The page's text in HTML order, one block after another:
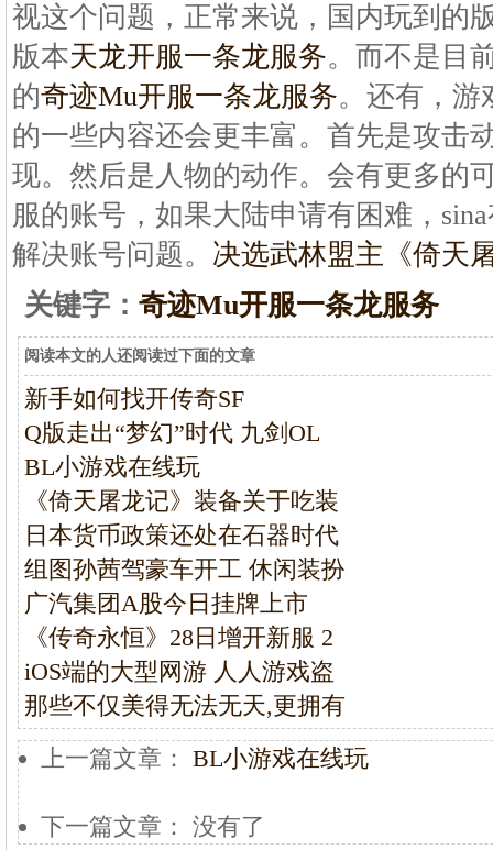
视这个问题，正常来说，国内玩到的
版本天龙开服一条龙服务。而不是目
的奇迹Mu开服一条龙服务。还有，游
的一些内容还会更丰富。首先是攻击
现。然后是人物的动作。会有更多的
服的账号，如果大陆申请有困难，
解决账号问题。 决选武林盟主《倚天
关键字： 奇迹Mu开服一条龙服务
阅读本文的人还阅读过下面的文章
新手如何找开传奇SF
Q版走出“梦幻”时代 九剑OL
BL小游戏在线玩
《倚天屠龙记》装备关于吃装
日本货币政策还处在石器时代
组图孙茜驾豪车开工 休闲装扮
广汽集团A股今日挂牌上市
《传奇永恒》28日增开新服 2
iOS端的大型网游 人人游戏盗
那些不仅美得无法无天,更拥有
上一篇文章： BL小游戏在线玩
下一篇文章： 没有了